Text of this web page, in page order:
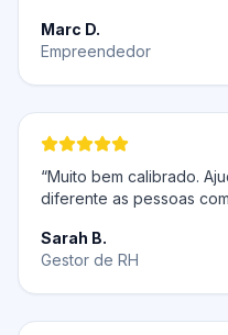
Marc D.
Empreendedor
“Muito bem calibrado.
diferente as pessoas
Sarah B.
Gestor de RH